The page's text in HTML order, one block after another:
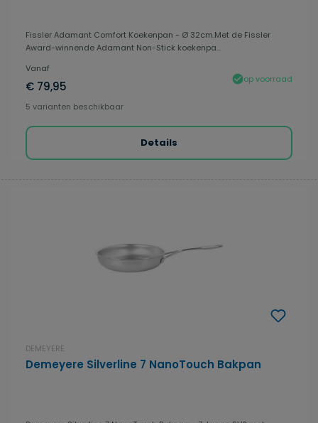
Fissler Adamant Comfort Koekenpan - Ø 32cm.Met de Fissler
Award-winnende Adamant Non-Stick koekenpa...
Vanaf
€ 79,95
op voorraad
5 varianten beschikbaar
Details
DEMEYERE
Demeyere Silverline 7 NanoTouch Bakpan